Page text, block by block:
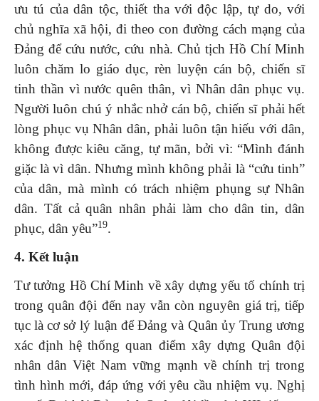
ưu tú của dân tộc, thiết tha với độc lập, tự do, với
chủ nghĩa xã hội, đi theo con đường cách mạng của
Đảng để cứu nước, cứu nhà. Chủ tịch Hồ Chí Minh
luôn chăm lo giáo dục, rèn luyện cán bộ, chiến sĩ
tinh thần vì nước quên thân, vì Nhân dân phục vụ.
Người luôn chú ý nhắc nhở cán bộ, chiến sĩ phải hết
lòng phục vụ Nhân dân, phải luôn tận hiếu với dân,
không được kiêu căng, tự mãn, bởi vì: “Mình đánh
giặc là vì dân. Nhưng mình không phải là “cứu tinh”
của dân, mà mình có trách nhiệm phụng sự Nhân
dân. Tất cả quân nhân phải làm cho dân tin, dân
phục, dân yêu”19.
4. Kết luận
Tư tưởng Hồ Chí Minh về xây dựng yếu tố chính trị
trong quân đội đến nay vẫn còn nguyên giá trị, tiếp
tục là cơ sở lý luận để Đảng và Quân ủy Trung ương
xác định hệ thống quan điểm xây dựng Quân đội
nhân dân Việt Nam vững mạnh về chính trị trong
tình hình mới, đáp ứng với yêu cầu nhiệm vụ. Nghị